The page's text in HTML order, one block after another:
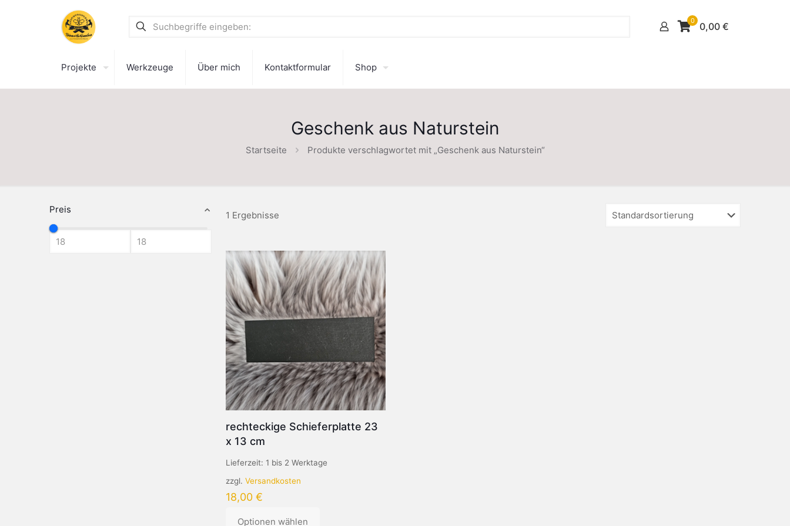
0 0,00 €
Projekte Werkzeuge Über mich Kontaktformular Shop
Geschenk aus Naturstein
Startseite Produkte verschlagwortet mit „Geschenk aus Naturstein“
Preis 1 Ergebnisse
rechteckige Schieferplatte 23
x 13 cm
Lieferzeit: 1 bis 2 Werktage
zzgl. Versandkosten
18,00 €
Optionen wählen